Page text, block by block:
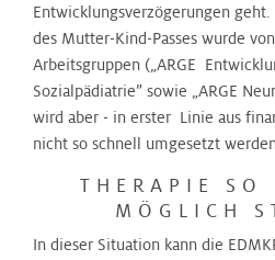
Entwicklungsverzögerungen
des Mutter-Kind-Passes wurde
Arbeitsgruppen („ARGE
Sozialpädiatrie” sowie „ARGE
wird aber - in erster Linie aus
nicht so schnell umgesetzt
THERAPIE SO
MÖGLICH
In dieser Situation kann die